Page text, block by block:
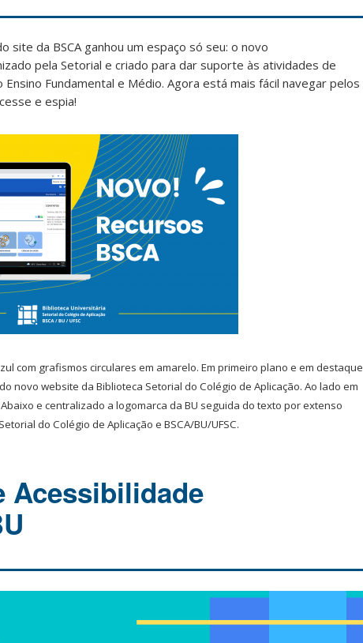
site da BSCA ganhou um espaço só seu: o novo
pela Setorial e criado para dar suporte às atividades de
Fundamental e Médio. Agora está mais fácil navegar pelos
e espia!
com grafismos circulares em amarelo. Em primeiro plano e em destaque
novo website da Biblioteca Setorial do Colégio de Aplicação. Ao lado em
e centralizado a logomarca da BU seguida do texto por extenso
do Colégio de Aplicação e BSCA/BU/UFSC.
Acessibilidade